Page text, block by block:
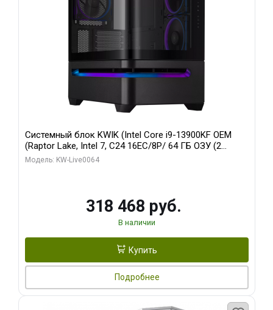
Системный блок KWIK (Intel Core i9-13900KF OEM
(Raptor Lake, Intel 7, C24 16EC/8P/ 64 ГБ ОЗУ (2
модуля)/ ASUS RTX5080 PROART OC 16GB GDDR7
Модель: KW-Live0064
318 468 руб.
В наличии
Купить
Подробнее